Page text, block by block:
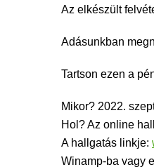
Az elkészült
Adásunkban
Tartson ezen a
Mikor? 2022.
Hol? Az online
A hallgatás linkje:
Winamp-ba vagy